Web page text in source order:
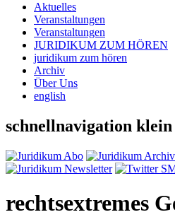
Aktuelles
Veranstaltungen
Veranstaltungen
JURIDIKUM ZUM HÖREN
juridikum zum hören
Archiv
Über Uns
english
schnellnavigation klein
rechtsextremes